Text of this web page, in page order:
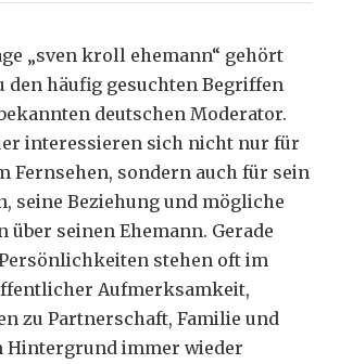
„sven kroll ehemann“ gehört
den häufig gesuchten Begriffen
deutschen Moderator.
interessieren sich nicht nur für
Fernsehen, sondern auch für sein
seine Beziehung und mögliche
seinen Ehemann. Gerade
stehen oft im
Aufmerksamkeit,
zu Partnerschaft, Familie und
Hintergrund immer wieder